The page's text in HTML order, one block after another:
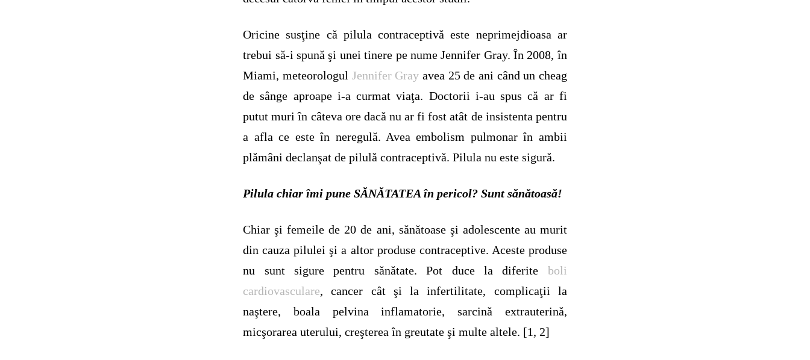
Oricine susţine că pilula contraceptivă este neprimejdioasa ar
trebui să-i spună şi unei tinere pe nume Jennifer Gray. În 2008, în
Miami, meteorologul Jennifer Gray avea 25 de ani când un cheag
de sânge aproape i-a curmat viaţa. Doctorii i-au spus că ar fi
putut muri în câteva ore dacă nu ar fi fost atât de insistenta pentru
a afla ce este în neregulă. Avea embolism pulmonar în ambii
plămâni declanşat de pilulă contraceptivă. Pilula nu este sigură.
Pilula chiar îmi pune SĂNĂTATEA în pericol? Sunt sănătoasă!
Chiar şi femeile de 20 de ani, sănătoase şi adolescente au murit
din cauza pilulei şi a altor produse contraceptive. Aceste produse
nu sunt sigure pentru sănătate. Pot duce la diferite boli
cardiovasculare, cancer cât şi la infertilitate, complicaţii la
naştere, boala pelvina inflamatorie, sarcină extrauterină,
micşorarea uterului, creşterea în greutate şi multe altele. [1, 2]